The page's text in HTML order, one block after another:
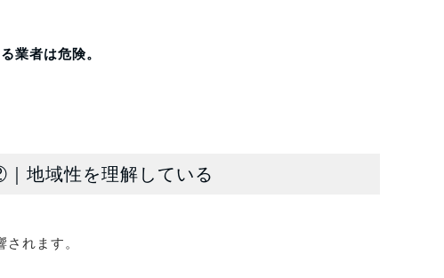
業者は危険。
地域性を理解している
れます。